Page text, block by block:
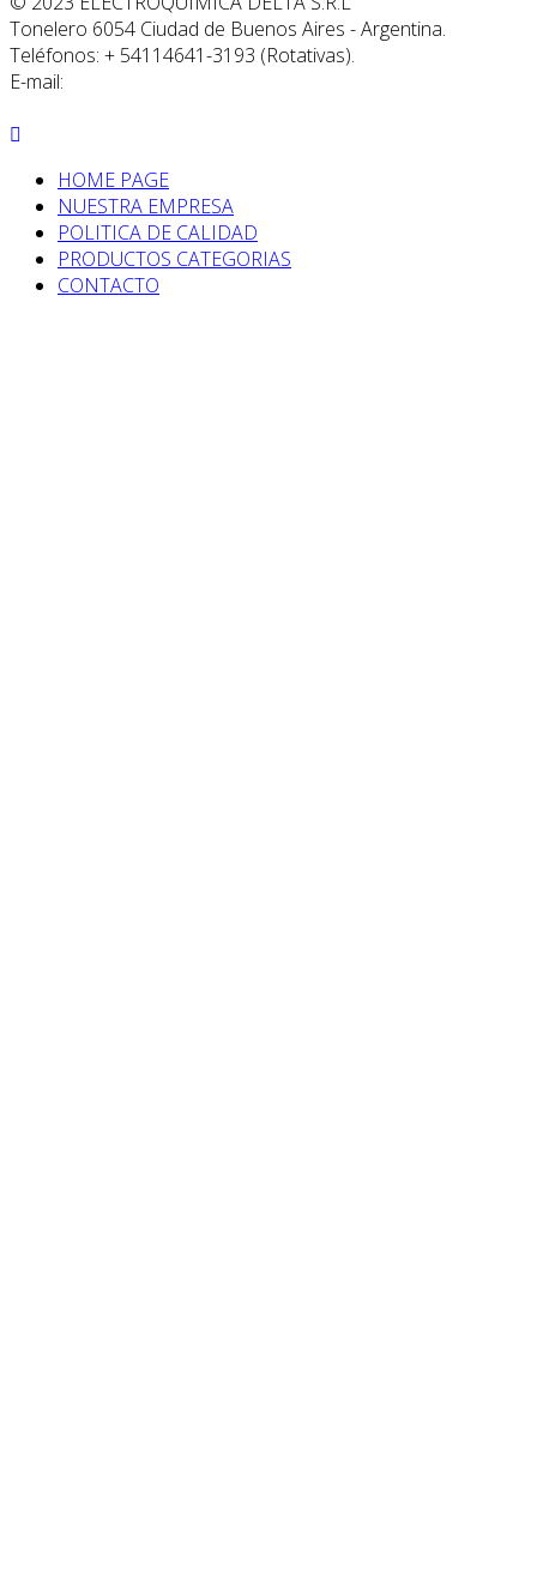
Tonelero 6054 Ciudad de Buenos Aires - Argentina.
Teléfonos: + 54114641-3193 (Rotativas).
E-mail:
HOME PAGE
NUESTRA EMPRESA
POLITICA DE CALIDAD
PRODUCTOS CATEGORIAS
CONTACTO